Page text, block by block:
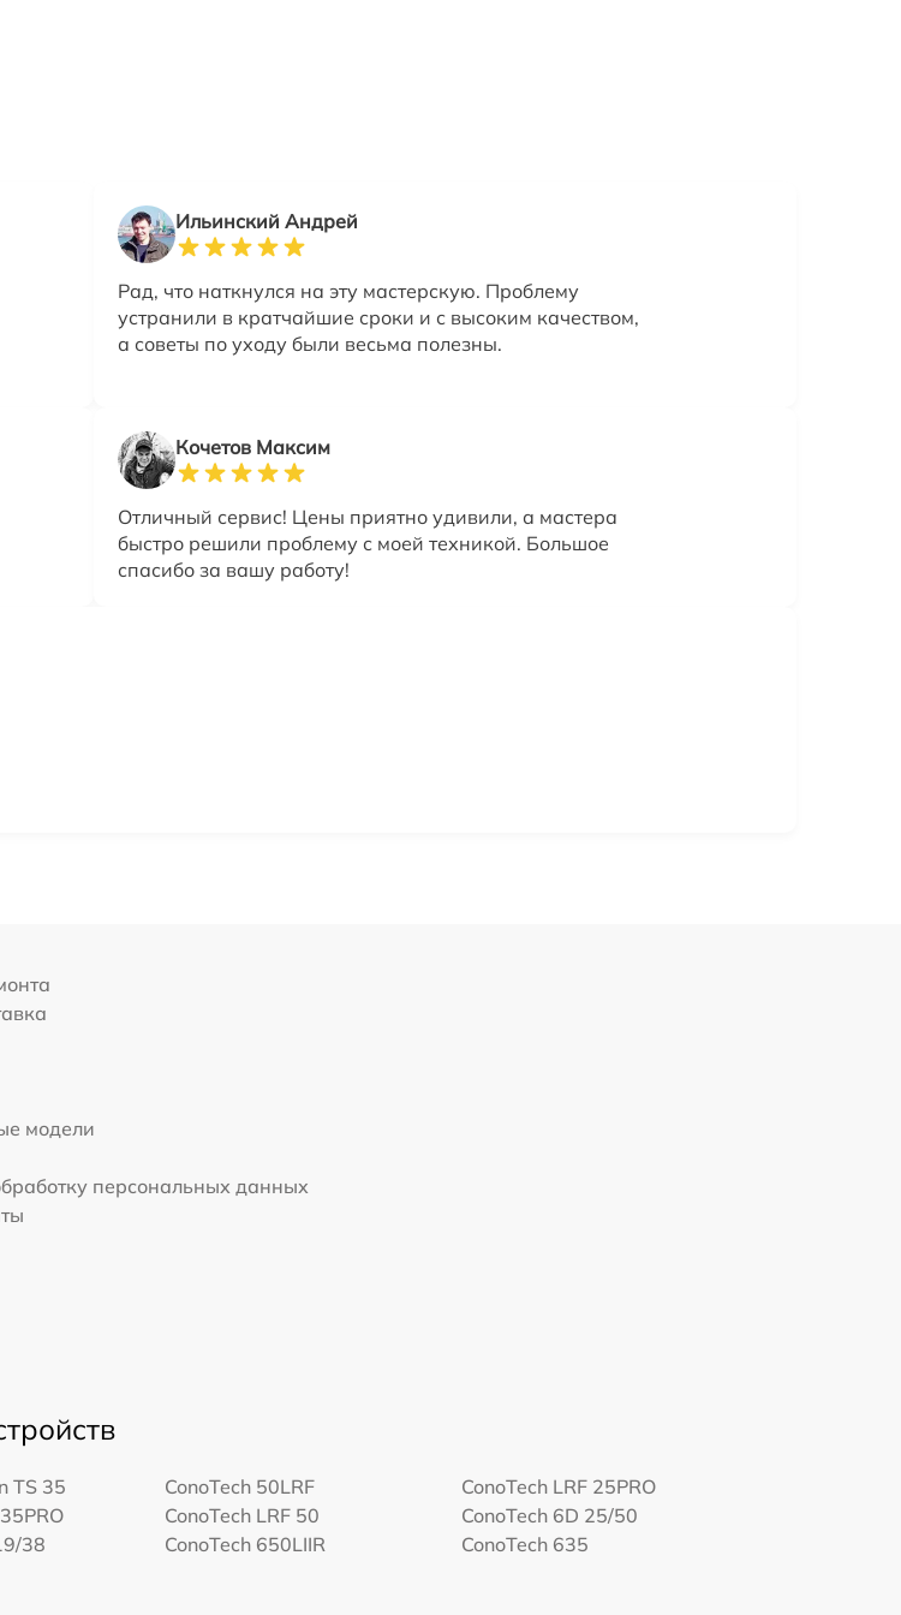
Ильинский Андрей
Рад, что наткнулся на эту мастерскую. Проблему
устранили в кратчайшие сроки и с высоким качеством,
а советы по уходу были весьма полезны.
Кочетов Максим
Отличный сервис! Цены приятно удивили, а мастера
быстро решили проблему с моей техникой. Большое
спасибо за вашу работу!
модели
персональных данных
TS 35 ConoTech 50LRF
ConoTech LRF 25PRO
ConoTech LRF 50
ConoTech 6D 25/50
38
ConoTech 650LIIR
ConoTech 635